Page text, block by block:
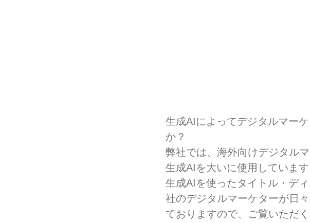
生成AIによってデジタルマー
か？
弊社では、海外向けデジタル
生成AIを大いに使用しています
生成AIを使ったタイトル・デ
社のデジタルマーケターが日
ておりますので、ご覧いただ